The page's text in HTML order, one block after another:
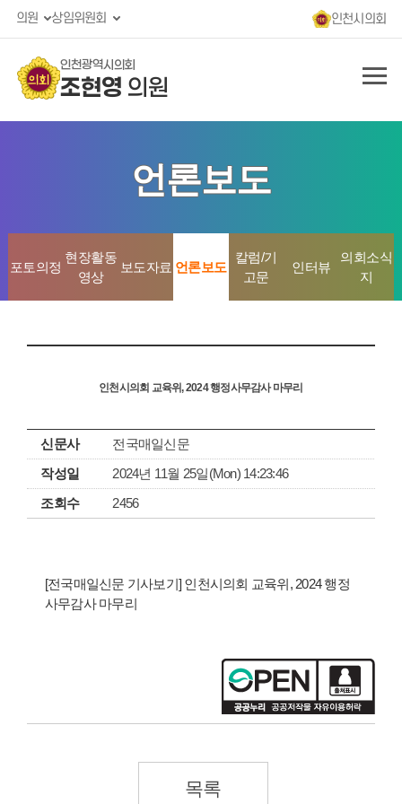
의원 상임위원회 인천시의회
인천광역시의회
조현영 의원
언론보도
포토의정
현장활동
영상
보도자료 언론보도
칼럼/기
고문
인터뷰
의회소식
지
인천시의회 교육위, 2024 행정사무감사 마무리
신문사
전국매일신문
작성일
2024년 11월 25일(Mon) 14:23:46
조회수
2456
[전국매일신문 기사보기] 인천시의회 교육위, 2024 행정
사무감사 마무리
목록